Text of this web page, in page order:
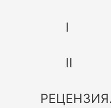
I
II
РЕЦЕНЗИЯ.